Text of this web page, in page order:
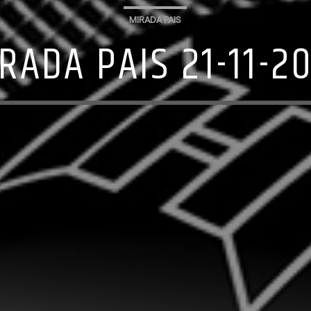
MIRADA PAIS
PAIS 21-11-